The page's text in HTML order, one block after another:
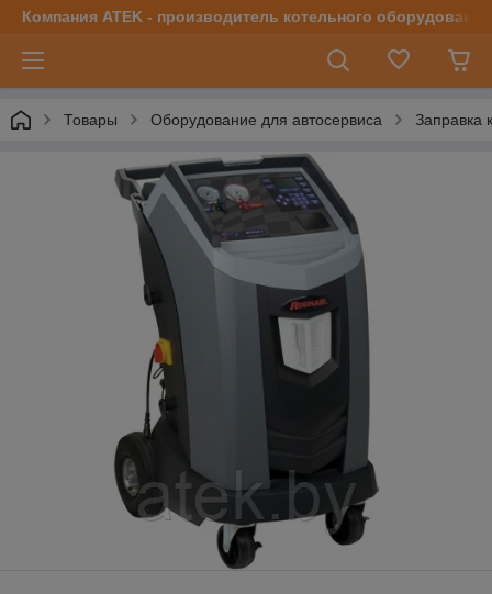
Компания ATEK - производитель котельного оборудования
Товары Оборудование для автосервиса Заправка